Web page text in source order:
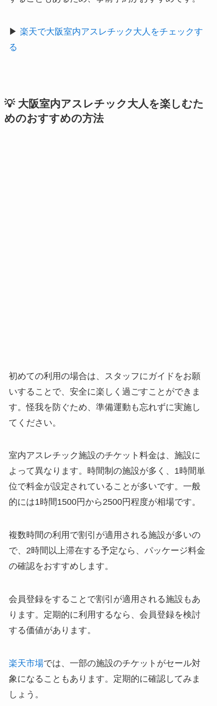
▶ 楽天で大阪室内アスレチック大人をチェックす
る
💡 大阪室内アスレチック大人を楽しむた
めのおすすめの方法
初めての利用の場合は、スタッフにガイドをお願
いすることで、安全に楽しく過ごすことができま
す。怪我を防ぐため、準備運動も忘れずに実施し
てください。
室内アスレチック施設のチケット料金は、施設に
よって異なります。時間制の施設が多く、1時間単
位で料金が設定されていることが多いです。一般
的には1時間1500円から2500円程度が相場です。
複数時間の利用で割引が適用される施設が多いの
で、2時間以上滞在する予定なら、パッケージ料金
の確認をおすすめします。
会員登録をすることで割引が適用される施設もあ
ります。定期的に利用するなら、会員登録を検討
する価値があります。
楽天市場では、一部の施設のチケットがセール対
象になることもあります。定期的に確認してみま
しょう。